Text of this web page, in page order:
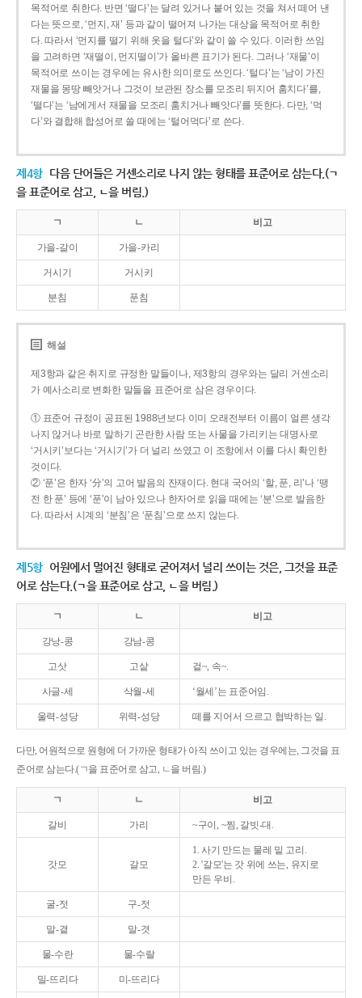
목적어로 취한다. 반면 ‘떨다’는 달려 있거나 붙어 있는 것을 쳐서 떼어 낸
다는 뜻으로, ‘먼지, 재’ 등과 같이 떨어져 나가는 대상을 목적어로 취한
다. 따라서 ‘먼지를 떨기 위해 옷을 털다’와 같이 쓸 수 있다. 이러한 쓰임
을 고려하면 ‘재떨이, 먼지떨이’가 올바른 표기가 된다. 그러나 ‘재물’이
목적어로 쓰이는 경우에는 유사한 의미로도 쓰인다. ‘털다’는 ‘남이 가진
재물을 몽땅 빼앗거나 그것이 보관된 장소를 모조리 뒤지어 훔치다’를,
‘떨다’는 ‘남에게서 재물을 모조리 훔치거나 빼앗다’를 뜻한다. 다만, ‘먹
다’와 결합해 합성어로 쓸 때에는 ‘털어먹다’로 쓴다.
제4항 다음 단어들은 거센소리로 나지 않는 형태를 표준어로 삼는다.(ㄱ
을 표준어로 삼고, ㄴ을 버림.)
ㄱ ㄴ 비고
가을-갈이 가을-카리
거시기 거시키
분침 푼침
해설
제3항과 같은 취지로 규정한 말들이나, 제3항의 경우와는 달리 거센소리
가 예사소리로 변화한 말들을 표준어로 삼은 경우이다.
① 표준어 규정이 공표된 1988년보다 이미 오래전부터 이름이 얼른 생각
나지 않거나 바로 말하기 곤란한 사람 또는 사물을 가리키는 대명사로
‘거시키’보다는 ‘거시기’가 더 널리 쓰였고 이 조항에서 이를 다시 확인한
것이다.
② ‘푼’은 한자 ‘分’의 고어 발음의 잔재이다. 현대 국어의 ‘할, 푼, 리’나 ‘땡
전 한 푼’ 등에 ‘푼’이 남아 있으나 한자어로 읽을 때에는 ‘분’으로 발음한
다. 따라서 시계의 ‘분침’은 ‘푼침’으로 쓰지 않는다.
제5항 어원에서 멀어진 형태로 굳어져서 널리 쓰이는 것은, 그것을 표준
어로 삼는다.(ㄱ을 표준어로 삼고, ㄴ을 버림.)
ㄱ ㄴ 비고
강낭-콩 강남-콩
고삿 고샅 겉~, 속~.
사글-세 삭월-세 ‘월세’는 표준어임.
울력-성당 위력-성당 떼를 지어서 으르고 협박하는 일.
다만, 어원적으로 원형에 더 가까운 형태가 아직 쓰이고 있는 경우에는, 그것을 표
준어로 삼는다.(ㄱ을 표준어로 삼고, ㄴ을 버림.)
ㄱ ㄴ 비고
갈비 가리 ~구이, ~찜, 갈빗-대.
갓모 갈모
1. 사기 만드는 물레 밑 고리.
2. '갈모'는 갓 위에 쓰는, 유지로
만든 우비.
굴-젓 구-젓
말-곁 말-겻
물-수란 물-수랄
밀-뜨리다 미-뜨리다